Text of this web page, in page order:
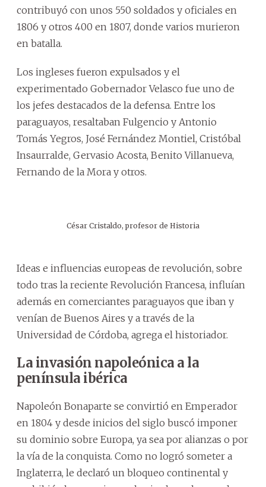
contribuyó con unos 550 soldados y oficiales en
1806 y otros 400 en 1807, donde varios murieron
en batalla.
Los ingleses fueron expulsados y el
experimentado Gobernador Velasco fue uno de
los jefes destacados de la defensa. Entre los
paraguayos, resaltaban Fulgencio y Antonio
Tomás Yegros, José Fernández Montiel, Cristóbal
Insaurralde, Gervasio Acosta, Benito Villanueva,
Fernando de la Mora y otros.
César Cristaldo, profesor de Historia
Ideas e influencias europeas de revolución, sobre
todo tras la reciente Revolución Francesa, influían
además en comerciantes paraguayos que iban y
venían de Buenos Aires y a través de la
Universidad de Córdoba, agrega el historiador.
La invasión napoleónica a la
península ibérica
Napoleón Bonaparte se convirtió en Emperador
en 1804 y desde inicios del siglo buscó imponer
su dominio sobre Europa, ya sea por alianzas o por
la vía de la conquista. Como no logró someter a
Inglaterra, le declaró un bloqueo continental y